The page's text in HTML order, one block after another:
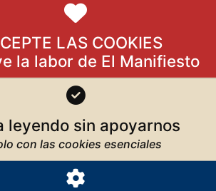
LAS COOKIES
leyendo sin apoyarnos